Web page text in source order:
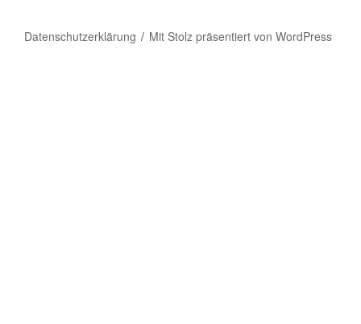
Datenschutzerklärung Mit Stolz präsentiert von WordPress